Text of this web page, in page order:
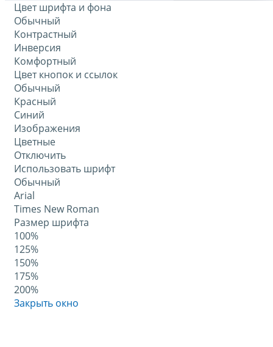
Цвет шрифта и фона
Обычный
Контрастный
Инверсия
Комфортный
Цвет кнопок и ссылок
Обычный
Красный
Синий
Изображения
Цветные
Отключить
Использовать шрифт
Обычный
Arial
Times New Roman
Размер шрифта
100%
125%
150%
175%
200%
Закрыть окно